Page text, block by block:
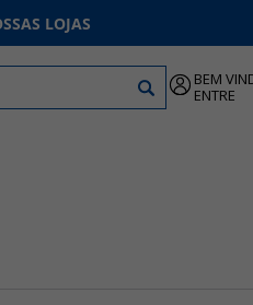
LOJAS
BEM
ENTRE